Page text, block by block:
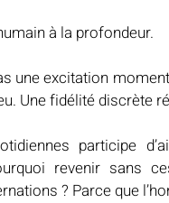
à la profondeur.
une excitation
Une fidélité discrète
participe
revenir sans
? Parce que